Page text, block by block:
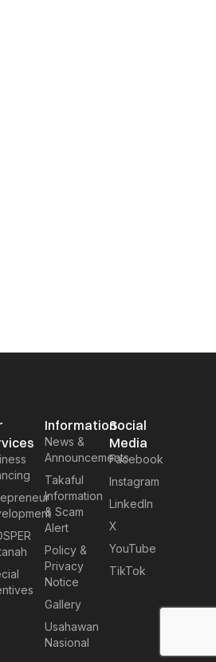
Information
News &
Announcements
Takaful
Information
& Scam
Alert
Policy &
Privacy
Notice
Gallery
Usahawan
Nasional
Social
Media
Facebook
Instagram
LinkedIn
X
YouTube
TikTok